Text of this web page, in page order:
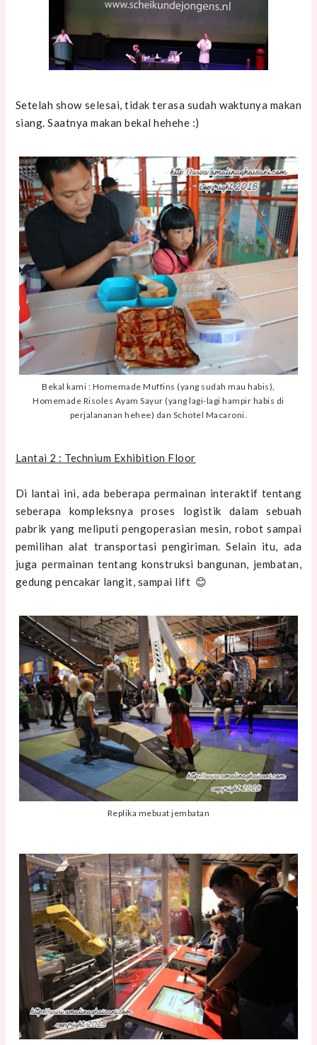
Setelah show selesai, tidak terasa sudah waktunya makan
siang. Saatnya makan bekal hehehe :)
Bekal kami : Homemade Muffins (yang sudah mau habis),
Homemade Risoles Ayam Sayur (yang lagi-lagi hampir habis di
perjalananan hehee) dan Schotel Macaroni.
Lantai 2 : Technium Exhibition Floor
Di lantai ini, ada beberapa permainan interaktif tentang
seberapa kompleksnya proses logistik dalam sebuah
pabrik yang meliputi pengoperasian mesin, robot sampai
pemilihan alat transportasi pengiriman. Selain itu, ada
juga permainan tentang konstruksi bangunan, jembatan,
gedung pencakar langit, sampai lift 😊
Replika mebuat jembatan